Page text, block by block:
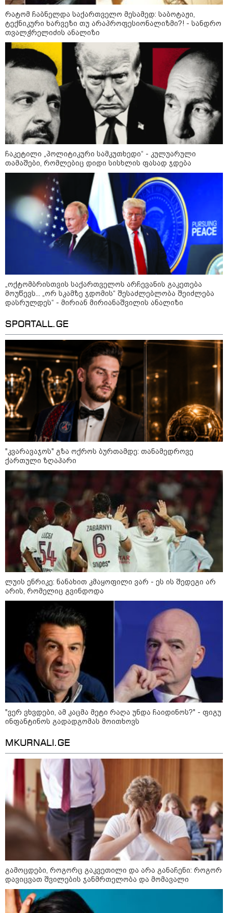
21:03 / 05-08-2026
რამ გამოიწვია საქართველოს
ელექტროენერგეტიკული სისტემის სრული
გათიშვა - რას ამბობს სემეკ-ის წევრი
23:14 / 06-08-2026
სამოქალაქო საზოგადოების
წარმომადგენლები 2008 წლის
რუსეთ-საქართველოს აგვისტოს
ომის 18 წლისთავთან
დაკავშირებით ერთობლივ
განცხადებას ავრცელებენ
22:35 / 06-08-2026
საქართველოს მთავრობას, მისი
დაუყოვნებლივი და უპირობო
გათავისუფლებისკენ" - რას
21:38 / 06-08-2026
"ჩვენთვის ეს ეგზოტიკაა, ჩვენს
სტუმრებს ასე ვუხსნით - ბევრი
სანთელი, ეგზოტიკა და
რომანტიკული საღამოები" -
შალვა ალავერდაშვილი
ელექტროენერგიის გათიშვებზე
21:08 / 06-08-2026
"არ ვიცი, თუ ვინმე იცის, რასთან
არის დაკავშირებული ნია
იმნაძის 10 თვის თავზე დაკავება
- რა უნდა თქვას 16 წლის
ფსიქოლოგიური ტერორის ქვეშ
არის" - რას აცხადებს ნია
იმნაძის ადვოკატი?
კატეგორიის ყველა სიახლე
რატომ ჩაბნელდა საქართველო
მესამედ: საბოტაჟი, ტექნიკური
ხარვეზი თუ
არაპროფესიონალიზმი?! -
სანდრო თვალჭრელიძის ანალიზი
ჩაკეტილი „პოლიტიკური
სამკუთხედი“ - კულუარული
თამაშები, რომლებიც დიდი
სისხლის ფასად ჯდება
„ოქტომბრისთვის საქართველოს
არჩევანის გაკეთება მოუწევს...
„ორ სკამზე ჯდომის“
შესაძლებლობა შეიძლება
დასრულდეს“ - მირიან
მირიანაშვილის ანალიზი
იბრძოდა, რადგან ომის
დამთავრების არ სჯეროდა...
მეცნიერება
რატომ ჩაბნელდა საქართველო მესამედ: საბოტაჟი,
ტექნიკური ხარვეზი თუ არაპროფესიონალიზმი?! - სანდრო
თვალჭრელიძის ანალიზი
ჩაკეტილი „პოლიტიკური სამკუთხედი“ - კულუარული
თამაშები, რომლებიც დიდი სისხლის ფასად ჯდება
„ოქტომბრისთვის საქართველოს არჩევანის გაკეთება
მოუწევს... „ორ სკამზე ჯდომის“ შესაძლებლობა შეიძლება
დასრულდეს“ - მირიან მირიანაშვილის ანალიზი
SPORTALL.GE
"კვარავაჯოს" გზა ოქროს ბურთამდე: თანამედროვე
ქართული ზღაპარი
ლუის ენრიკე: ნანახით კმაყოფილი ვარ - ეს ის შედეგი არ
არის, რომელიც გვინდოდა
"ვერ ვხვდები, ამ კაცმა მეტი რაღა უნდა ჩაიდინოს?" - ფიგუ
ინფანტინოს გადადგომას მოითხოვს
MKURNALI.GE
გამოცდები, როგორც გაკვეთილი და არა განაჩენი: როგორ
დავიცვათ შვილების ჯანმრთელობა და მომავალი